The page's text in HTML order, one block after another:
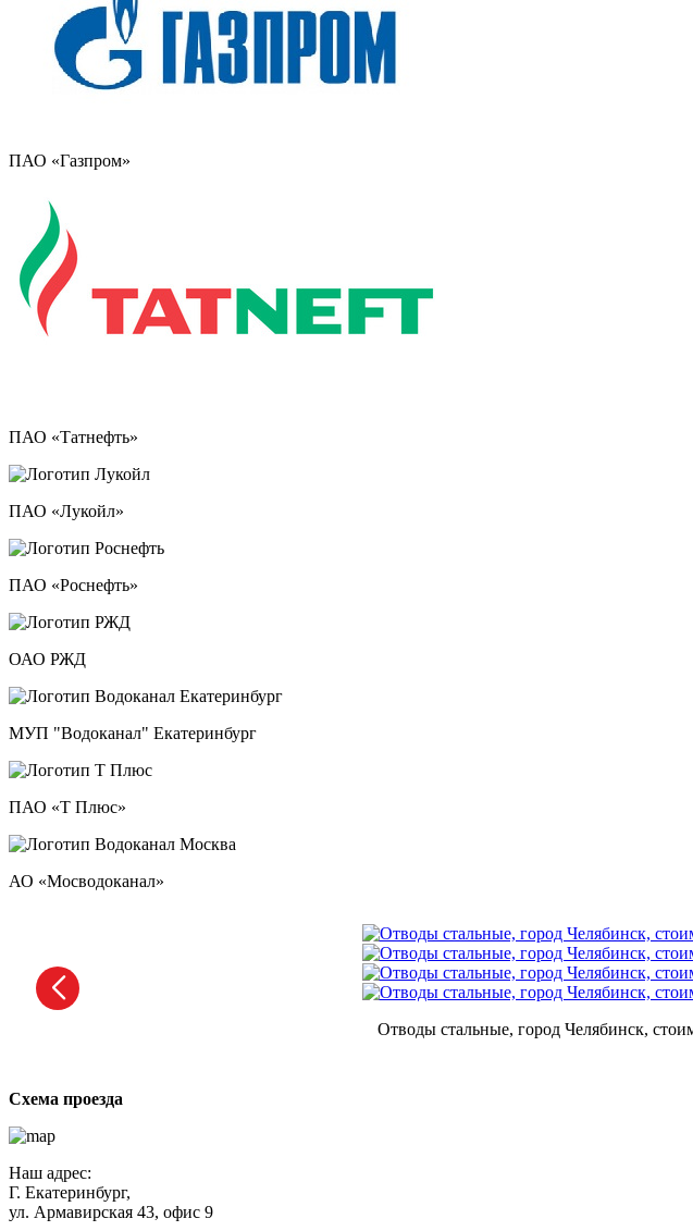
ПАО «Газпром»
ПАО «Татнефть»
ПАО «Лукойл»
ПАО «Роснефть»
ОАО РЖД
МУП "Водоканал" Екатеринбург
ПАО «Т Плюс»
АО «Мосводоканал»
Отводы стальные, город Челябинск,
Схема проезда
Наш адрес:
Г. Екатеринбург,
ул. Армавирская 43, офис 9